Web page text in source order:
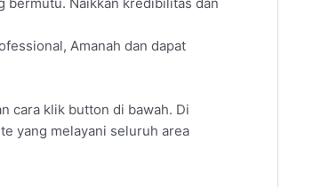
Amanah dan dapat
cara klik button di bawah. Di
yang melayani seluruh area